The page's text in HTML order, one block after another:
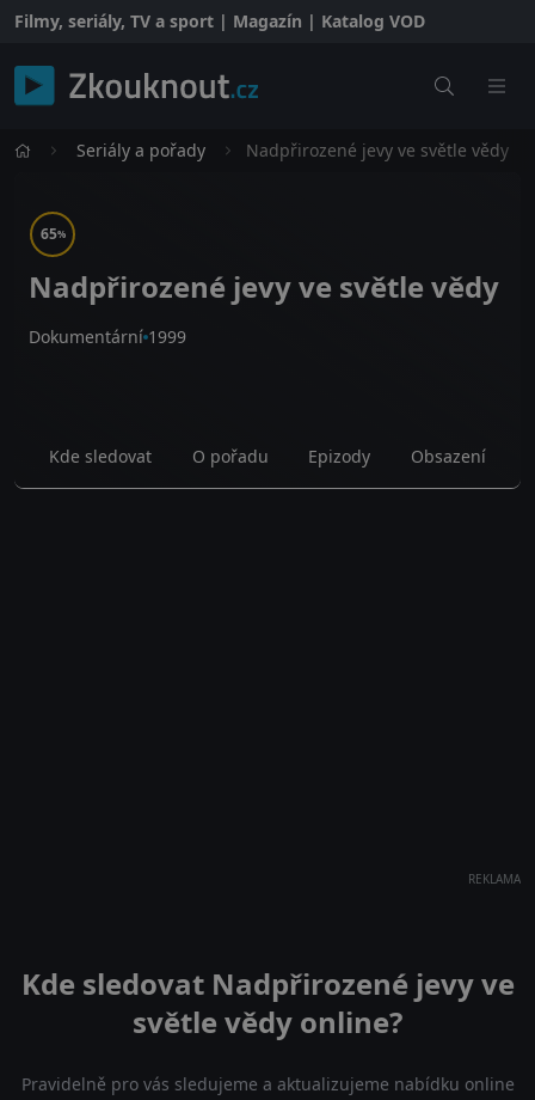
Filmy, seriály, TV a sport | Magazín | Katalog VOD
Seriály a pořady Nadpřirozené jevy ve světle vědy
65%
Nadpřirozené jevy ve světle vědy
Dokumentární 1999
Kde sledovat O pořadu Epizody Obsazení
REKLAMA
Kde sledovat Nadpřirozené jevy ve
světle vědy online?
Pravidelně pro vás sledujeme a aktualizujeme nabídku online